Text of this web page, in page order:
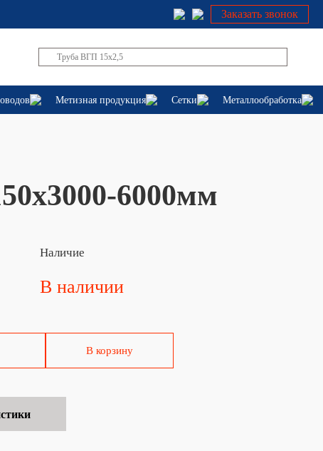
Заказать звонок
Метизная продукция Сетки Металлообработка
6000мм
Наличие
В наличии
В корзину